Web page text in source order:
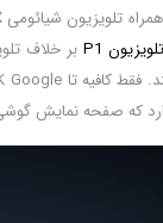
تلویزیون P1